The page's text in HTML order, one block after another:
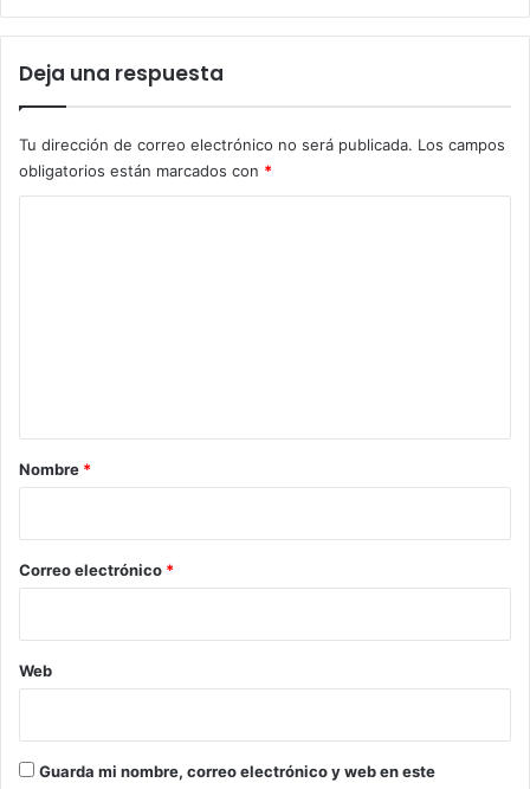
Deja una respuesta
Tu dirección de correo electrónico no será publicada. Los campos
obligatorios están marcados con *
r
*
Nombre *
Correo electrónico *
Web
Guarda mi nombre, correo electrónico y web en este